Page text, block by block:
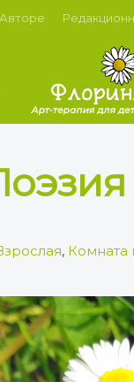
, Комната